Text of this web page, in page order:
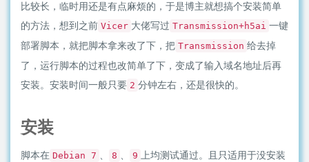
比较长，临时用还是有点麻烦的，于是博主就想搞个安装简单
的方法，想到之前 Vicer 大佬写过 Transmission+h5ai 一键
部署脚本，就把脚本拿来改了下，把 Transmission 给去掉
了，运行脚本的过程也改简单了下，变成了输入域名地址后再
安装。安装时间一般只要 2 分钟左右，还是很快的。
安装
脚本在 Debian 7 、 8 、 9 上均测试通过。且只适用于没安装